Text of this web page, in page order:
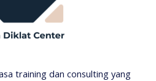
training dan consulting yang